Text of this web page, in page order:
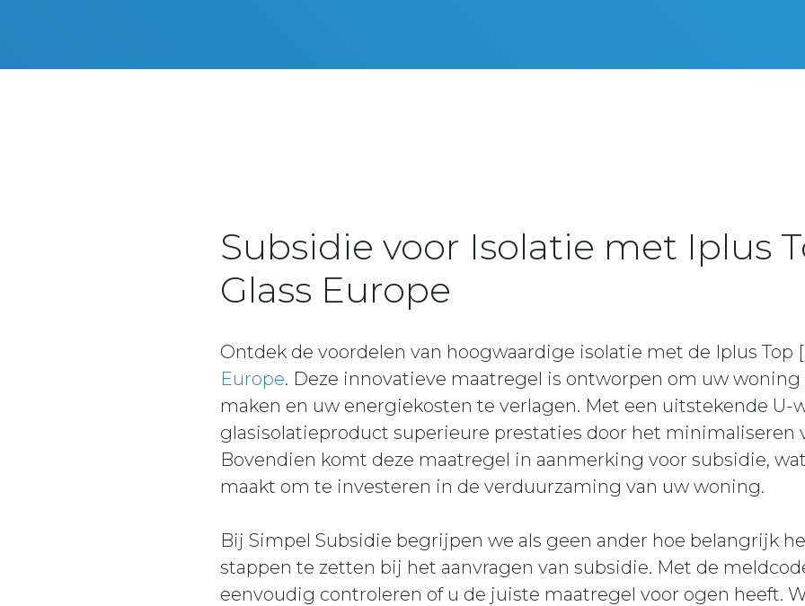
Subsidie voor Isolatie met Iplus
Glass Europe
Ontdek de voordelen van hoogwaardige isolatie met de Iplus Top
Europe. Deze innovatieve maatregel is ontworpen om uw
maken en uw energiekosten te verlagen. Met een uitstekende U-
glasisolatieproduct superieure prestaties door het minimaliseren
Bovendien komt deze maatregel in aanmerking voor subsidie,
maakt om te investeren in de verduurzaming van uw woning.
Bij Simpel Subsidie begrijpen we als geen ander hoe belangrijk
stappen te zetten bij het aanvragen van subsidie. Met de
eenvoudig controleren of u de juiste maatregel voor ogen heeft.